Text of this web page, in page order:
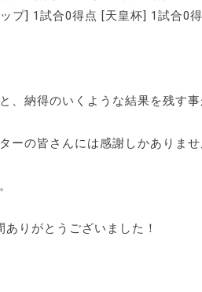
プ] 1試合0得点 [天皇杯] 1試合0
、納得のいくような結果を残す
ーの皆さんには感謝しかありま
りがとうございました！